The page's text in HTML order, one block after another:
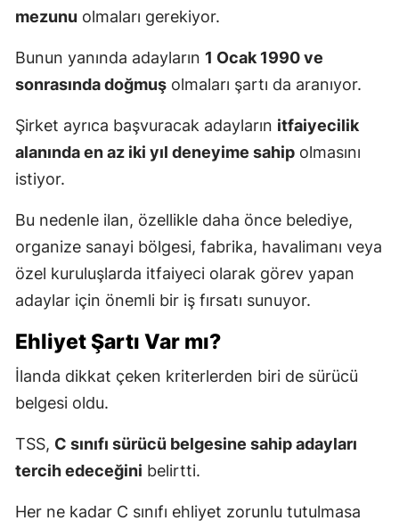
mezunu olmaları gerekiyor.
Bunun yanında adayların 1 Ocak 1990 ve
sonrasında doğmuş olmaları şartı da aranıyor.
Şirket ayrıca başvuracak adayların itfaiyecilik
alanında en az iki yıl deneyime sahip olmasını
istiyor.
Bu nedenle ilan, özellikle daha önce belediye,
organize sanayi bölgesi, fabrika, havalimanı veya
özel kuruluşlarda itfaiyeci olarak görev yapan
adaylar için önemli bir iş fırsatı sunuyor.
Ehliyet Şartı Var mı?
İlanda dikkat çeken kriterlerden biri de sürücü
belgesi oldu.
TSS, C sınıfı sürücü belgesine sahip adayları
tercih edeceğini belirtti.
Her ne kadar C sınıfı ehliyet zorunlu tutulmasa